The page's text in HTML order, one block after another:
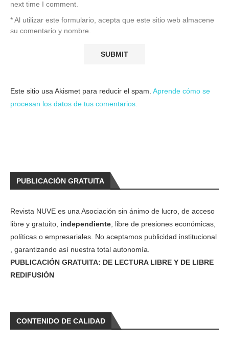
next time I comment.
* Al utilizar este formulario, acepta que este sitio web almacene
su comentario y nombre.
Este sitio usa Akismet para reducir el spam. Aprende cómo se
procesan los datos de tus comentarios.
PUBLICACIÓN GRATUITA
Revista NUVE es una Asociación sin ánimo de lucro, de acceso
libre y gratuito, independiente , libre de presiones económicas,
políticas o empresariales. No aceptamos publicidad institucional
, garantizando así nuestra total autonomía.
PUBLICACIÓN GRATUITA: DE LECTURA LIBRE Y DE LIBRE
REDIFUSIÓN
CONTENIDO DE CALIDAD